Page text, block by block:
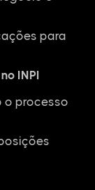
para
INPI
o processo